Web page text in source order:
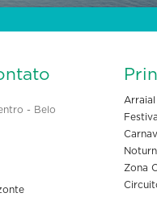
- Belo
Zona